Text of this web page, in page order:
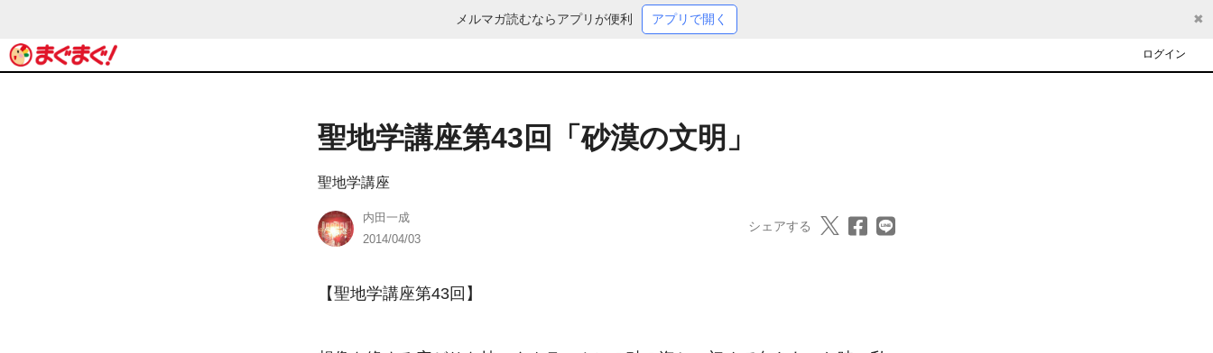
メルマガ読むならアプリが便利 アプリで開く ✖
ログイン
聖地学講座第43回「砂漠の文明」
聖地学講座
内田一成
2014/04/03
シェアする
【聖地学講座第43回】